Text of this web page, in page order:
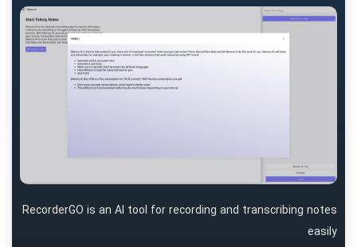
RecorderGO is an AI tool for recording and transcribing notes
easily